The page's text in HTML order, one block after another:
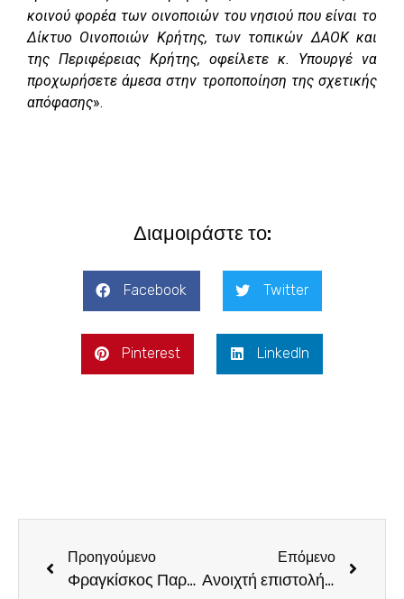
κοινού φορέα των οινοποιών του νησιού που είναι το
Δίκτυο Οινοποιών Κρήτης, των τοπικών ΔΑΟΚ και
της Περιφέρειας Κρήτης, οφείλετε κ. Υπουργέ να
προχωρήσετε άμεσα στην τροποποίηση της σχετικής
απόφασης».
Διαμοιράστε το:
Facebook Twitter
Pinterest LinkedIn
Προηγούμενο
Φραγκίσκος Παρασύρης: έρχονται προσλήψεις προσωπικού και νέες προκηρύξεις στη ΔΕΥΑΗ
Επόμενο
Ανοιχτή επιστολή Φραγκίσκου Παρασύρη για το νέο σχολικό έτος